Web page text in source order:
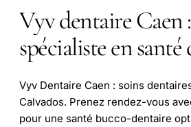
Vyv dentaire Caen
spécialiste en
Vyv Dentaire Caen : soins
Calvados. Prenez rendez-vous
pour une santé bucco-dentaire